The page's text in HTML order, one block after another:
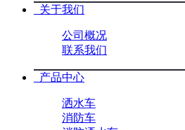
关于我们
公司概况
联系我们
产品中心
洒水车
消防车